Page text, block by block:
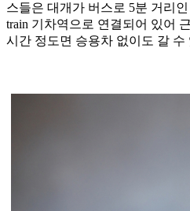
스들은 대개가 버스로 5분 거리인
train 기차역으로 연결되어 있어
시간 정도면 승용차 없이도 갈 수